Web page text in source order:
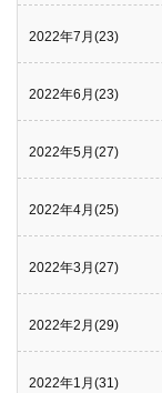
2022年7月(23)
2022年6月(23)
2022年5月(27)
2022年4月(25)
2022年3月(27)
2022年2月(29)
2022年1月(31)